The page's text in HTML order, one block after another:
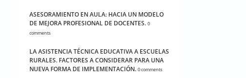
ASESORAMIENTO EN AULA: HACIA UN MODELO
DE MEJORA PROFESIONAL DE DOCENTES. 0
comments
LA ASISTENCIA TÉCNICA EDUCATIVA A ESCUELAS
RURALES. FACTORES A CONSIDERAR PARA UNA
NUEVA FORMA DE IMPLEMENTACIÓN. 0 comments